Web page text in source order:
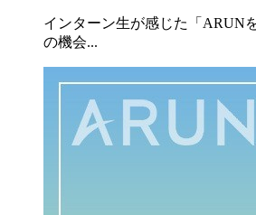
インターン生が感じた「ARUN
の機会...